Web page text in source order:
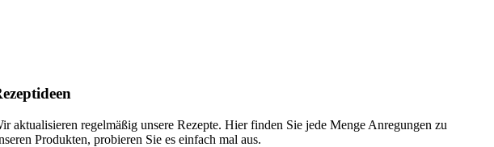
aktualisieren regelmäßig unsere Rezepte. Hier finden Sie jede Menge Anregungen zu
Produkten, probieren Sie es einfach mal aus.